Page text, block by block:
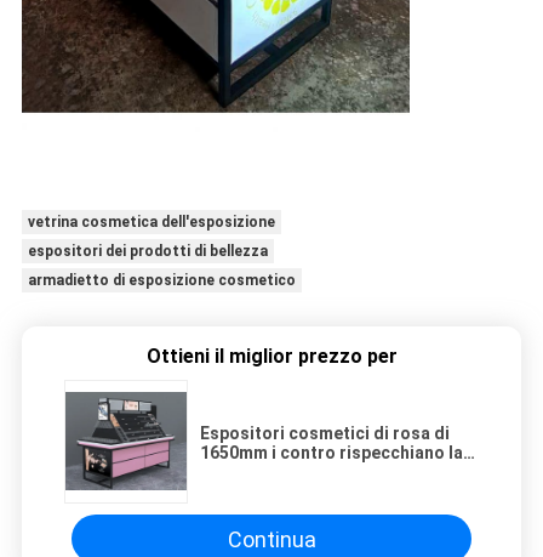
vetrina cosmetica dell'esposizione
espositori dei prodotti di bellezza
armadietto di esposizione cosmetico
Ottieni il miglior prezzo per
Espositori cosmetici di rosa di
1650mm i contro rispecchiano la
Continua